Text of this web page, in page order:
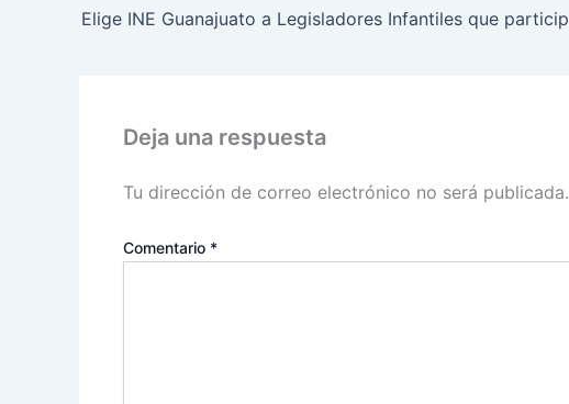
Deja una respuesta
Tu dirección de correo electrónico no será publicada.
Comentario *